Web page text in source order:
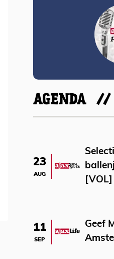
AGENDA
23
AUG
[VOL]
11
SEP
Geef